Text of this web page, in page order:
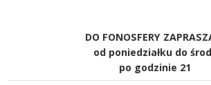
DO FONOSFERY
od poniedziałku do
po godzinie 21